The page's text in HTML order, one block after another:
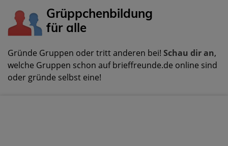
Grüppchenbildung
für alle
Gründe Gruppen oder tritt anderen bei! Schau dir an,
welche Gruppen schon auf brieffreunde.de online sind
oder gründe selbst eine!